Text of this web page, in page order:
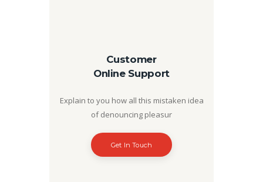
Customer
Online Support
Explain to you how all this mistaken idea
of denouncing pleasur
Get In Touch